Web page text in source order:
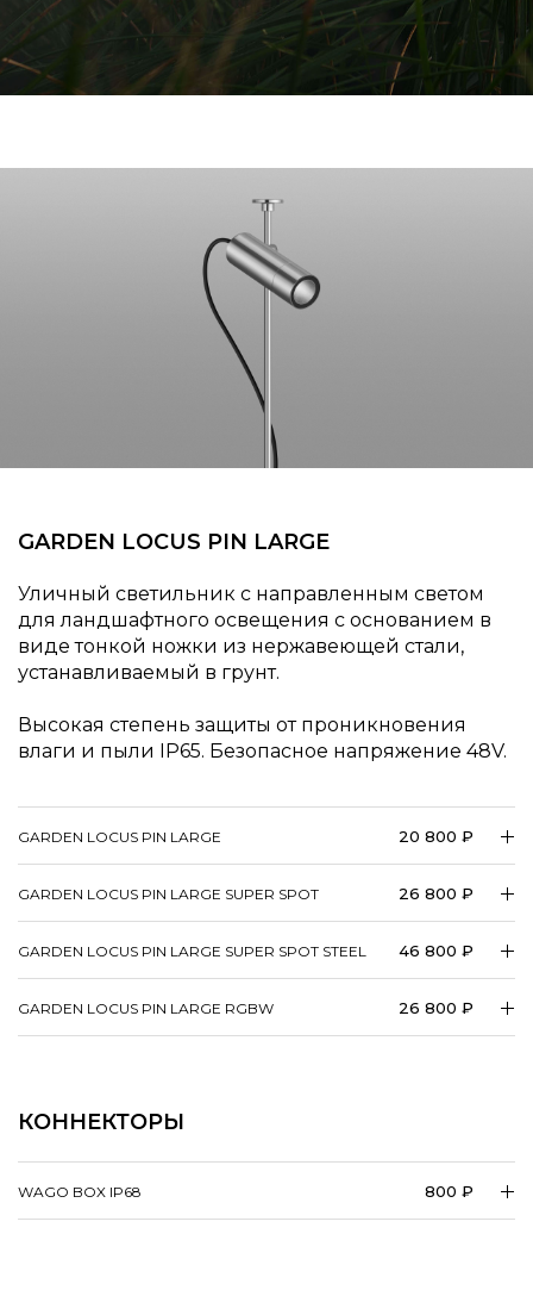
GARDEN LOCUS PIN LARGE
Уличный светильник с направленным светом
для ландшафтного освещения с основанием в
виде тонкой ножки из нержавеющей стали,
устанавливаемый в грунт.
Высокая степень защиты от проникновения
влаги и пыли IP65. Безопасное напряжение 48V.
GARDEN LOCUS PIN LARGE 20 800 ₽
GARDEN LOCUS PIN LARGE SUPER SPOT 26 800 ₽
GARDEN LOCUS PIN LARGE SUPER SPOT STEEL 46 800 ₽
GARDEN LOCUS PIN LARGE RGBW 26 800 ₽
КОННЕКТОРЫ
WAGO BOX IP68 800 ₽